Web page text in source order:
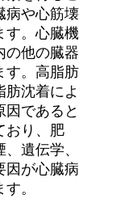
病や心筋壊
す。心臓機
の他の臓器
す。高脂肪
沈着によ
であると
おり、肥
遺伝学、
因が心臓病
。